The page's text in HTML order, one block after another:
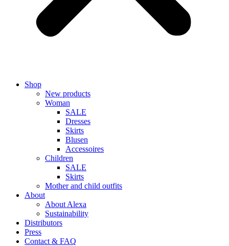
Shop
New products
Woman
SALE
Dresses
Skirts
Blusen
Accessoires
Children
SALE
Skirts
Mother and child outfits
About
About Alexa
Sustainability
Distributors
Press
Contact & FAQ